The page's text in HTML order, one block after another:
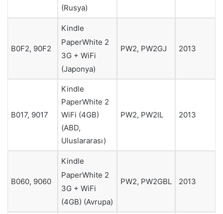
(Rusya)
B0F2, 90F2
Kindle
PaperWhite 2
3G + WiFi
(Japonya)
PW2, PW2GJ 2013
B017, 9017
Kindle
PaperWhite 2
WiFi (4GB)
(ABD,
Uluslararası)
PW2, PW2IL 2013
B060, 9060
Kindle
PaperWhite 2
3G + WiFi
(4GB) (Avrupa)
PW2, PW2GBL 2013